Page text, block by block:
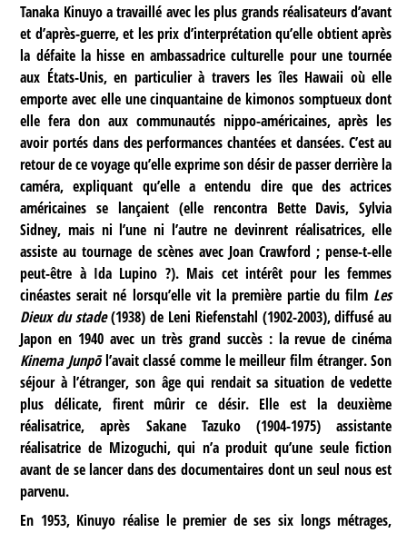
Tanaka Kinuyo a travaillé avec les plus grands réalisateurs d’avant
et d’après-guerre, et les prix d’interprétation qu’elle obtient après
la défaite la hisse en ambassadrice culturelle pour une tournée
aux États-Unis, en particulier à travers les îles Hawaii où elle
emporte avec elle une cinquantaine de kimonos somptueux dont
elle fera don aux communautés nippo-américaines, après les
avoir portés dans des performances chantées et dansées. C’est au
retour de ce voyage qu’elle exprime son désir de passer derrière la
caméra, expliquant qu’elle a entendu dire que des actrices
américaines se lançaient (elle rencontra Bette Davis, Sylvia
Sidney, mais ni l’une ni l’autre ne devinrent réalisatrices, elle
assiste au tournage de scènes avec Joan Crawford ; pense-t-elle
peut-être à Ida Lupino ?). Mais cet intérêt pour les femmes
cinéastes serait né lorsqu’elle vit la première partie du film Les
Dieux du stade(1938) de Leni Riefenstahl (1902-2003), diffusé au
Japon en 1940 avec un très grand succès : la revue de cinéma
Kinema Junpōl’avait classé comme le meilleur film étranger. Son
séjour à l’étranger, son âge qui rendait sa situation de vedette
plus délicate, firent mûrir ce désir. Elle est la deuxième
réalisatrice, après Sakane Tazuko (1904-1975) assistante
réalisatrice de Mizoguchi, qui n’a produit qu’une seule fiction
avant de se lancer dans des documentaires dont un seul nous est
parvenu.
En 1953, Kinuyo réalise le premier de ses six longs métrages,